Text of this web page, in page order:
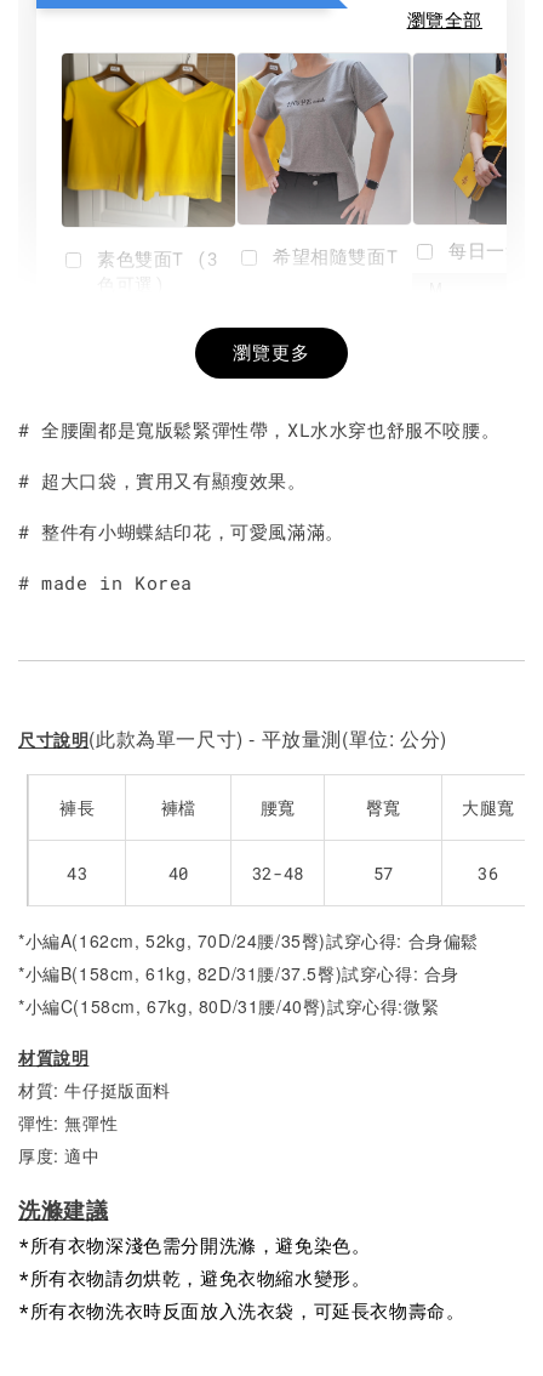
瀏覽全部
素色雙面T (3
+
希望相隨雙面T
NT$ 190
-
每日一笑
瀏覽更多
# 全腰圍都是寬版鬆緊彈性帶，XL水水穿也舒服不咬腰。
# 超大口袋，實用又有顯瘦效果。
# 整件有小蝴蝶結印花，可愛風滿滿。
# made in Korea
尺寸說明(此款為單一尺寸) - 平放量測(單位: 公分)
褲長 褲檔 腰寬 臀寬 大腿寬
43 40 32-48 57 36
*小編A(162cm, 52kg, 70D/24腰/35臀)試穿心得: 合身偏鬆
*小編B(158cm, 61kg, 82D/31腰/37.5臀)試穿心得: 合身
*小編C(158cm, 67kg, 80D/31腰/40臀)試穿心得:微緊
材質說明
材質: 牛仔挺版面料
彈性: 無彈性
厚度: 適中
洗滌建議
*所有衣物深淺色需分開洗滌，避免染色。
*所有衣物請勿烘乾，避免衣物縮水變形。
*所有衣物洗衣時反面放入洗衣袋，可延長衣物壽命。